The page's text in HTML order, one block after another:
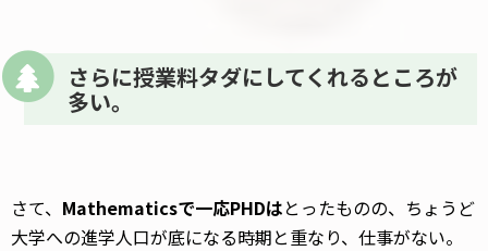
さらに授業料タダにしてくれるところが
多い。
さて、 Mathematicsで一応PHDはとったものの、ちょうど
大学への進学人口が底になる時期と重なり、仕事がない。